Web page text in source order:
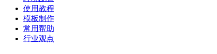
使用教程
模板制作
常用帮助
行业观点